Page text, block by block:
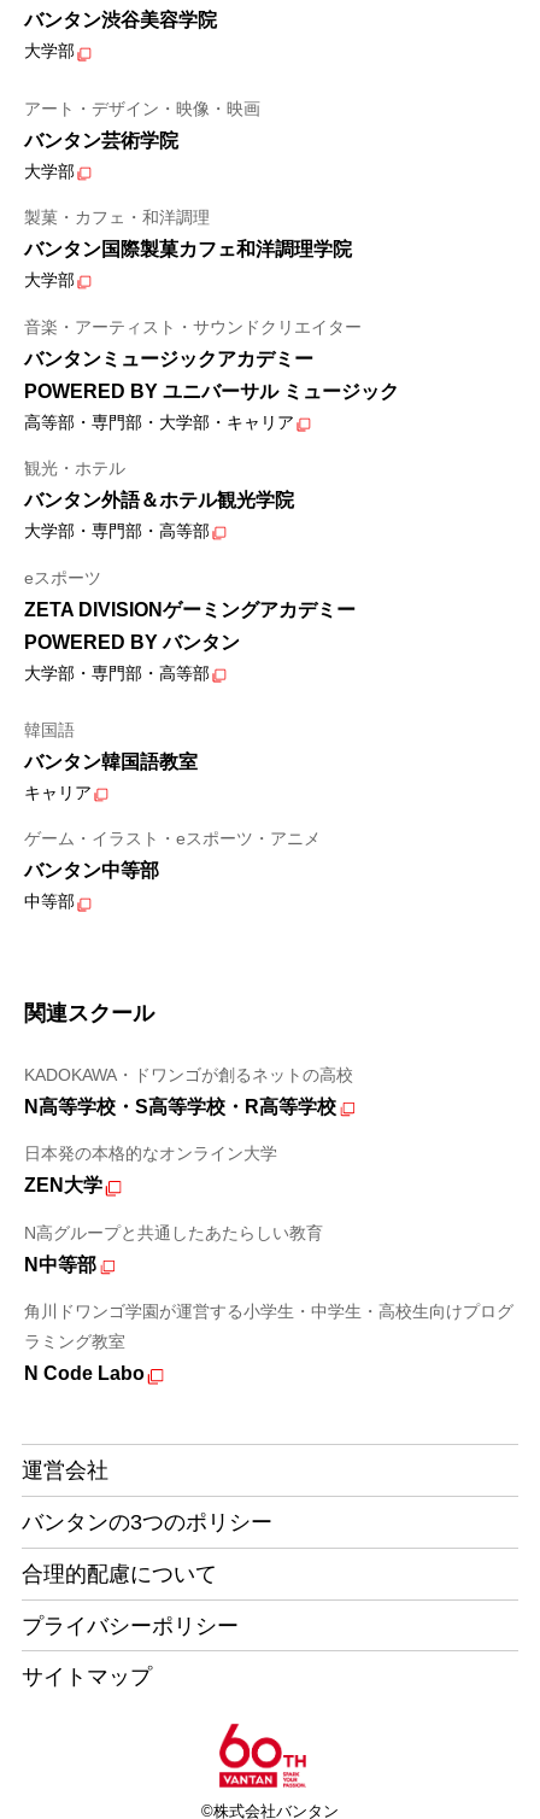
バンタン渋谷美容学院
大学部
アート・デザイン・映像・映画
バンタン芸術学院
大学部
製菓・カフェ・和洋調理
バンタン国際製菓カフェ和洋調理学院
大学部
音楽・アーティスト・サウンドクリエイター
バンタンミュージックアカデミー
POWERED BY ユニバーサル ミュージック
高等部・専門部・大学部・キャリア
観光・ホテル
バンタン外語＆ホテル観光学院
大学部・専門部・高等部
eスポーツ
ZETA DIVISIONゲーミングアカデミー
POWERED BY バンタン
大学部・専門部・高等部
韓国語
バンタン韓国語教室
キャリア
ゲーム・イラスト・eスポーツ・アニメ
バンタン中等部
中等部
関連スクール
KADOKAWA・ドワンゴが創るネットの高校
N高等学校・S高等学校・R高等学校
日本発の本格的なオンライン大学
ZEN大学
N高グループと共通したあたらしい教育
N中等部
角川ドワンゴ学園が運営する小学生・中学生・高校生向けプログ
ラミング教室
N Code Labo
©株式会社バンタン
運営会社
バンタンの3つのポリシー
合理的配慮について
プライバシーポリシー
サイトマップ